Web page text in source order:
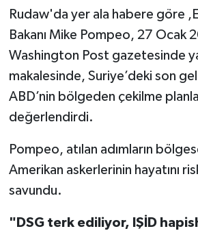
Rudaw'da yer ala habere göre
Bakanı Mike Pompeo, 27 Ocak
Washington Post gazetesinde
makalesinde, Suriye’deki son
ABD’nin bölgeden çekilme
değerlendirdi.
Pompeo, atılan adımların
Amerikan askerlerinin hayatını
savundu.
"DSG terk ediliyor, IŞİD